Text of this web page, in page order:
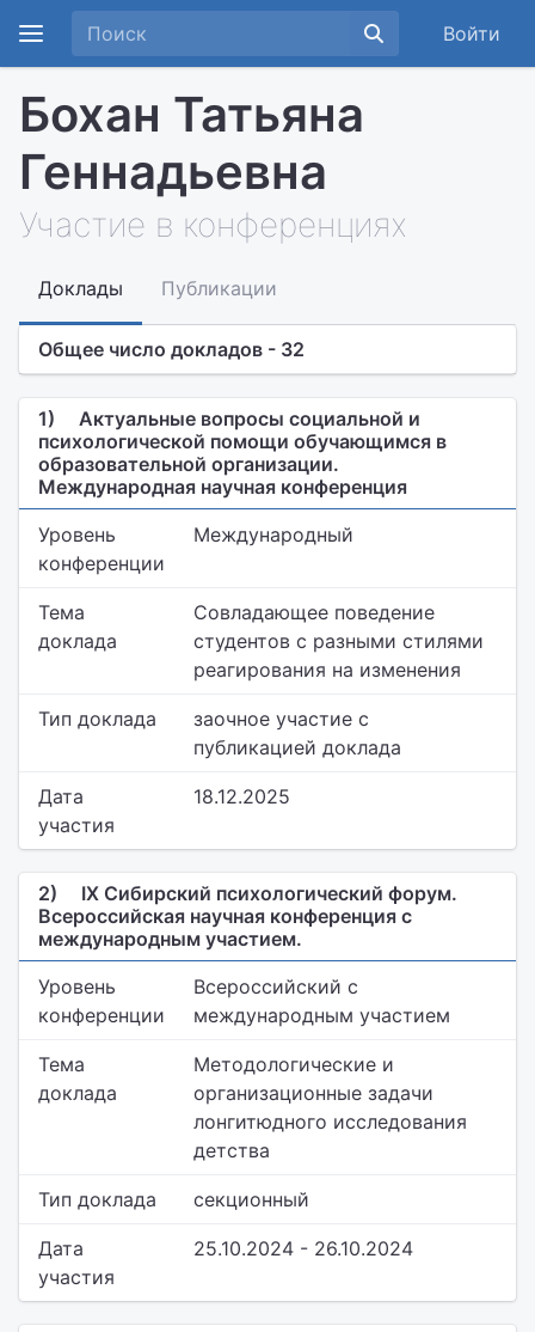
Войти
Бохан Татьяна
Геннадьевна
Участие в конференциях
Доклады Публикации
Общее число докладов - 32
1)
Актуальные вопросы социальной и
психологической помощи обучающимся в
образовательной организации.
Международная научная конференция
Уровень
конференции
Международный
Тема
доклада
Совладающее поведение
студентов с разными стилями
реагирования на изменения
Тип доклада
заочное участие с
публикацией доклада
Дата
участия
18.12.2025
2)
IX Сибирский психологический форум.
Всероссийская научная конференция с
международным участием.
Уровень
конференции
Всероссийский с
международным участием
Тема
доклада
Методологические и
организационные задачи
лонгитюдного исследования
детства
Тип доклада секционный
Дата
участия
25.10.2024 - 26.10.2024